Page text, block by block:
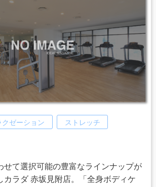
クゼーション ストレッチ
せて選択可能の豊富なラインナップが
カラダ 赤坂見附店。「全身ボディケ